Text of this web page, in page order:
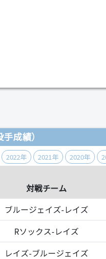
成績）
2022年 2021年 2020年
対戦チーム
ブルージェイズ-レイズ
Rソックス-レイズ
レイズ-ブルージェイズ